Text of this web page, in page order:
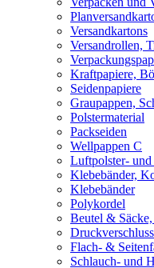
Versandkartons
Versandrollen,
Kraftpapiere,
Seidenpapiere
Graupappen,
Polstermaterial
Packseiden
Wellpappen C
Luftpolster-
Klebebänder,
Klebebänder
Polykordel
Beutel &
Flach- &
Schlauch- und